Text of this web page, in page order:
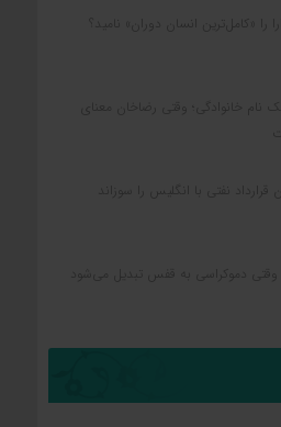
را «کامل‌ترین انسان دوران» نامید؟
نام خانوادگی؛ وقتی رضاخان معنای